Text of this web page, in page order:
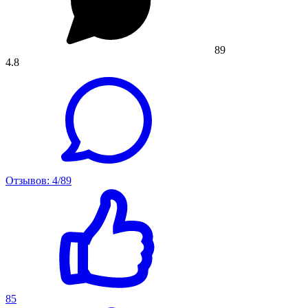
89
4.8
Отзывов: 4/89
85